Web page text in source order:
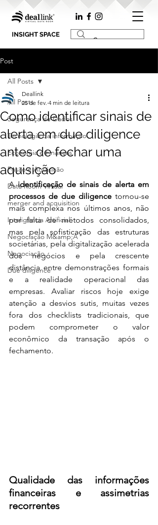
INSIGHT SPACE
Post
All Posts
Segurança de Dados
Tecnologia da informação
Economia e Finanças
Fusão e Aquisição
Data Room Virtual
merger and acquisition
Inteligência Artificial
Negociação M&amp;A
Negociação
Due diligence
All Posts
Como identificar sinais de
alerta em due diligence
antes de fechar uma
aquisição
Deallink
25 de fev. 4 min de leitura
A identificação de sinais de alerta em
processos de due diligence tornou-se
mais complexa nos últimos anos, não
por falta de métodos consolidados,
mas pela sofisticação das estruturas
societárias, pela digitalização acelerada
dos negócios e pela crescente
distância entre demonstrações formais
e a realidade operacional das
empresas. Avaliar riscos hoje exige
atenção a desvios sutis, muitas vezes
fora dos checklists tradicionais, que
podem comprometer o valor
econômico da transação após o
fechamento.
Qualidade das informações
financeiras e assimetrias
recorrentes